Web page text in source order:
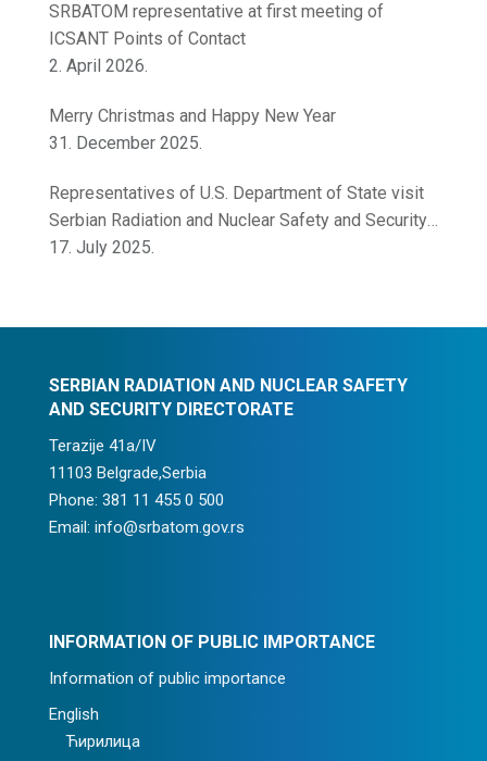
SRBATOM representative at first meeting of
ICSANT Points of Contact
2. April 2026.
Merry Christmas and Happy New Year
31. December 2025.
Representatives of U.S. Department of State visit
Serbian Radiation and Nuclear Safety and Security
Directorate
17. July 2025.
SERBIAN RADIATION AND NUCLEAR SAFETY
AND SECURITY DIRECTORATE
Terazije 41a/IV
11103 Belgrade,Serbia
Phone: 381 11 455 0 500
Email: info@srbatom.gov.rs
INFORMATION OF PUBLIC IMPORTANCE
Information of public importance
English
Ћирилица